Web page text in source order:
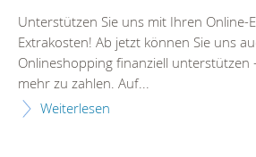
Unterstützen Sie uns mit Ihren Online-
Extrakosten! Ab jetzt können Sie uns
Onlineshopping finanziell unterstützen
mehr zu zahlen. Auf...
Weiterlesen